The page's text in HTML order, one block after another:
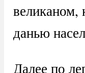
данью
Далее по